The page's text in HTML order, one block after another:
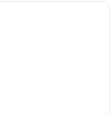
Een hotelkamer met een bed,